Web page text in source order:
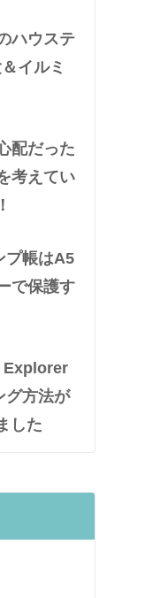
ハウステ
イルミ
配だった
考えてい
プ帳はA5
で保護す
Explorer
グ方法が
した